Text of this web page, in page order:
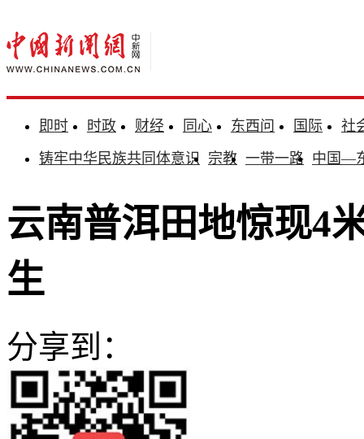
即时 时政 财经 同心 东西问 国际
社
铸牢中华民族共同体意识 宗教 一带一路 中国—
云南普洱田地惊现4
生
分享到：